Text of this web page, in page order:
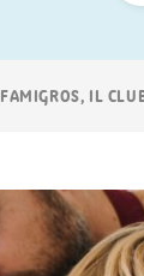
FAMIGROS, IL